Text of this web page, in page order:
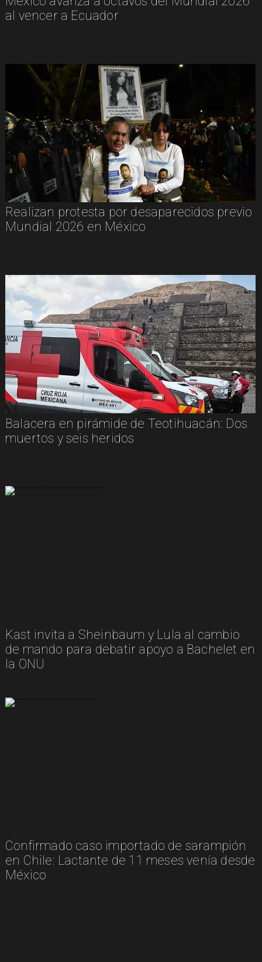
al vencer a Ecuador
Realizan protesta por desaparecidos previo
Mundial 2026 en México
Balacera en pirámide de Teotihuacán: Dos
muertos y seis heridos
Kast invita a Sheinbaum y Lula al cambio
de mando para debatir apoyo a Bachelet en
la ONU
Confirmado caso importado de sarampión
en Chile: Lactante de 11 meses venía desde
México